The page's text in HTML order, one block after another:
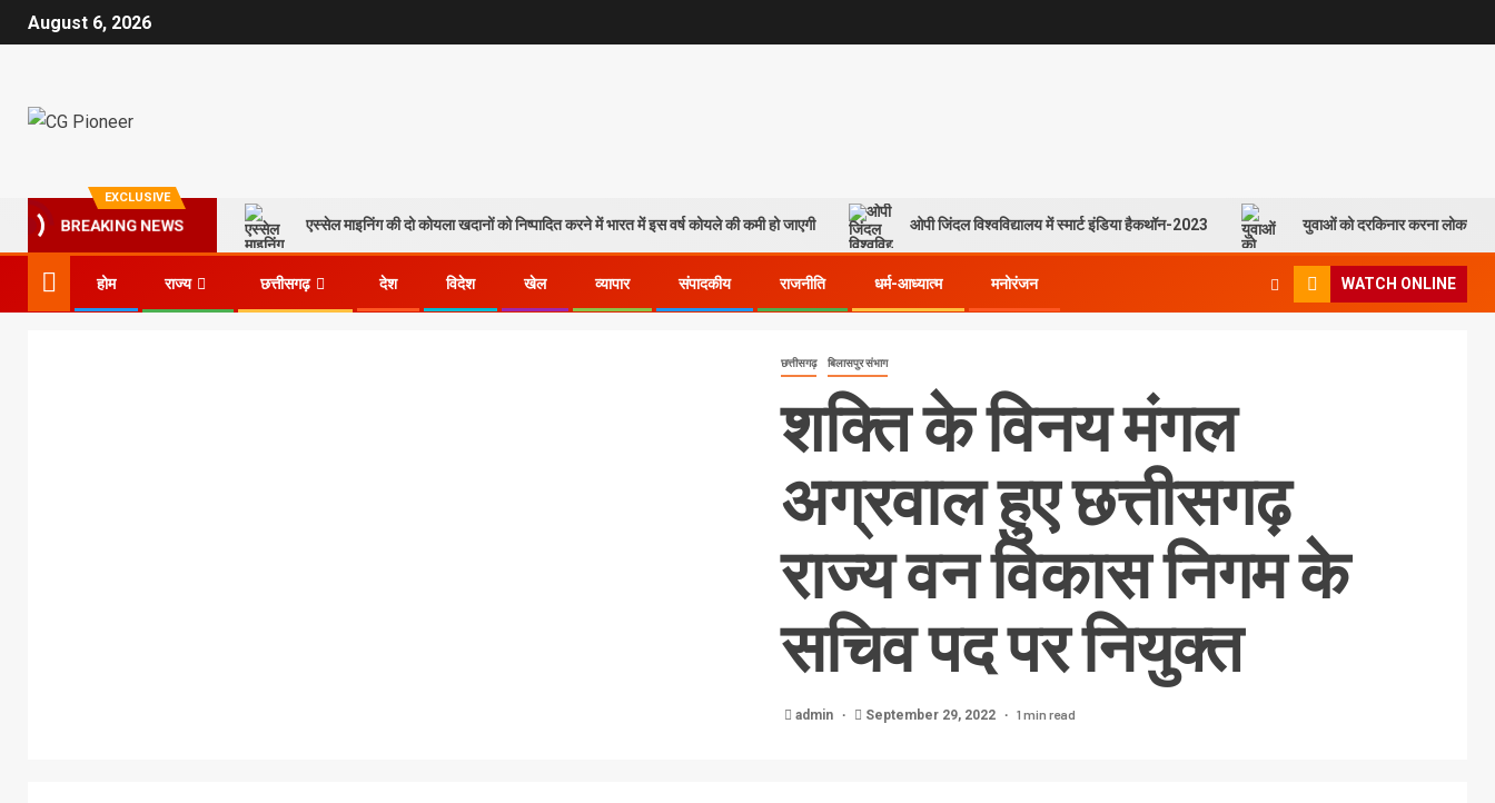
August 6, 2026
EXCLUSIVE
BREAKING NEWS एस्सेल माइनिंग की दो कोयला खदानों को निष्पादित करने में भारत में इस वर्ष कोयले की कमी हो जाएगी ओपी जिंदल विश्वविद्यालय में स्मार्ट इंडिया हैकथॉन-2023 युवाओं को दरकिनार करना लोकसभा
होम राज्य छत्तीसगढ़ देश विदेश खेल व्यापार संपादकीय राजनीति धर्म-आध्यात्म मनोरंजन WATCH ONLINE
छत्तीसगढ़ बिलासपुर संभाग
शक्ति के विनय मंगल
अग्रवाल हुए छत्तीसगढ़
राज्य वन विकास निगम के
सचिव पद पर नियुक्त
admin September 29, 2022 1 min read